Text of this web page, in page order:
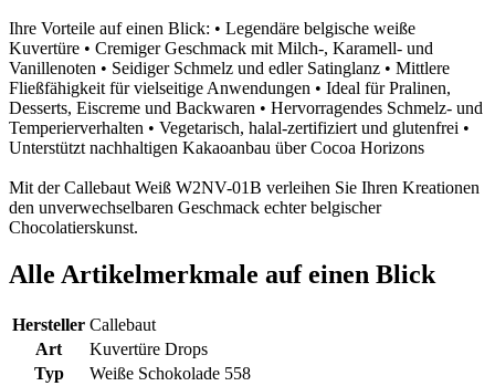
Ihre Vorteile auf einen Blick: • Legendäre belgische weiße
Kuvertüre • Cremiger Geschmack mit Milch-, Karamell- und
Vanillenoten • Seidiger Schmelz und edler Satinglanz • Mittlere
Fließfähigkeit für vielseitige Anwendungen • Ideal für Pralinen,
Desserts, Eiscreme und Backwaren • Hervorragendes Schmelz- und
Temperierverhalten • Vegetarisch, halal-zertifiziert und glutenfrei •
Unterstützt nachhaltigen Kakaoanbau über Cocoa Horizons
Mit der Callebaut Weiß W2NV-01B verleihen Sie Ihren Kreationen
den unverwechselbaren Geschmack echter belgischer
Chocolatierskunst.
Alle Artikelmerkmale auf einen Blick
Hersteller Callebaut
Art
Kuvertüre Drops
Typ
Weiße Schokolade 558